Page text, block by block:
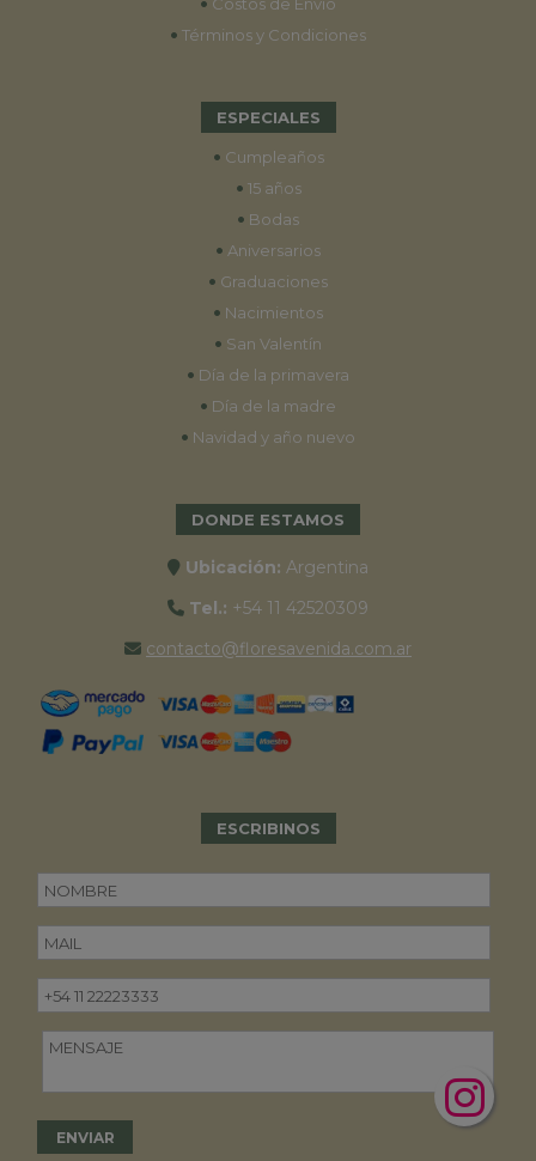
Costos de Envío
• Términos y Condiciones
ESPECIALES
• Cumpleaños
• 15 años
• Bodas
• Aniversarios
• Graduaciones
• Nacimientos
• San Valentín
• Día de la primavera
• Día de la madre
• Navidad y año nuevo
DONDE ESTAMOS
Ubicación: Argentina
Tel.: +54 11 42520309
contacto@floresavenida.com.ar
ESCRIBINOS